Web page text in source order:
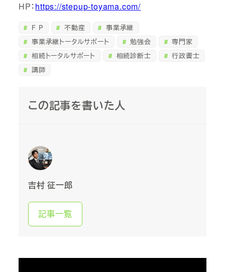
HP： https://stepup-toyama.com/
F P 不動産
事業承継
事業承継トータルサポート
勉強会
専門家
相続トータルサポート
相続診断士
行政書士
講師
この記事を書いた人
吉村 征一郎
記事一覧